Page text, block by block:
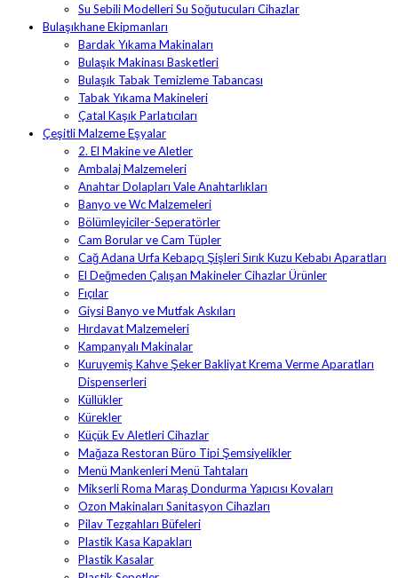
Su Sebili Modelleri Su Soğutucuları Cihazlar
Bulaşıkhane Ekipmanları
Bardak Yıkama Makinaları
Bulaşık Makinası Basketleri
Bulaşık Tabak Temizleme Tabancası
Tabak Yıkama Makineleri
Çatal Kaşık Parlatıcıları
Çeşitli Malzeme Eşyalar
2. El Makine ve Aletler
Ambalaj Malzemeleri
Anahtar Dolapları Vale Anahtarlıkları
Banyo ve Wc Malzemeleri
Bölümleyiciler-Seperatörler
Cam Borular ve Cam Tüpler
Cağ Adana Urfa Kebapçı Şişleri Sırık Kuzu Kebabı Aparatları
El Değmeden Çalışan Makineler Cihazlar Ürünler
Fıçılar
Giysi Banyo ve Mutfak Askıları
Hırdavat Malzemeleri
Kampanyalı Makinalar
Kuruyemiş Kahve Şeker Bakliyat Krema Verme Aparatları
Dispenserleri
Küllükler
Kürekler
Küçük Ev Aletleri Cihazlar
Mağaza Restoran Büro Tipi Şemsiyelikler
Menü Mankenleri Menü Tahtaları
Mikserli Roma Maraş Dondurma Yapıcısı Kovaları
Ozon Makinaları Sanitasyon Cihazları
Pilav Tezgahları Büfeleri
Plastik Kasa Kapakları
Plastik Kasalar